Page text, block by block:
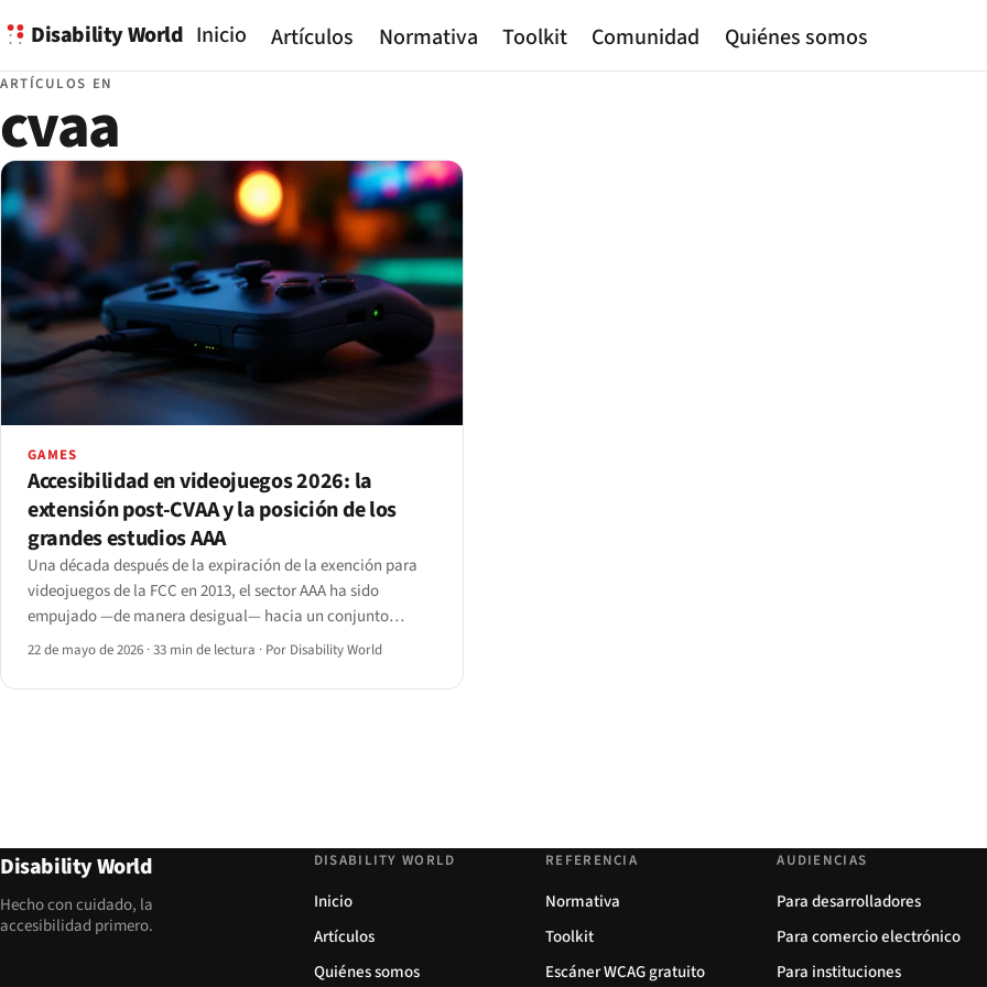
Disability World Inicio Artículos Normativa Toolkit Comunidad Quiénes somos
ARTÍCULOS EN
cvaa
GAMES
Accesibilidad en videojuegos 2026: la
extensión post-CVAA y la posición de los
grandes estudios AAA
Una década después de la expiración de la exención para
videojuegos de la FCC en 2013, el sector AAA ha sido
empujado —de manera desigual— hacia un conjunto
reconocible de funciones de accesibilidad. Este expediente
editores.
22 de mayo de 2026 ·33 min de lectura · Por Disability World
Disability World
Hecho con cuidado, la
accesibilidad primero.
DISABILITY WORLD
Inicio
Artículos
Quiénes somos
REFERENCIA
Normativa
Toolkit
Escáner WCAG gratuito
AUDIENCIAS
Para desarrolladores
Para comercio electrónico
Para instituciones